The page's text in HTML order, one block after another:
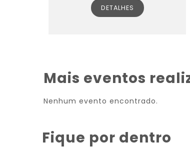
DETALHES
Mais eventos
Nenhum evento encontrado.
Fique por dentro